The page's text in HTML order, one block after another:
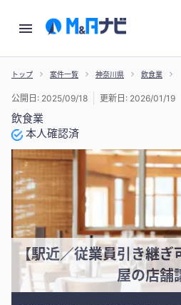
トップ 案件一覧 神奈川県 飲食業
飲食業
本人確認済
公開日: 2025/09/18 更新日: 2026/01/19
【駅近／従業員引き継ぎ
屋の店舗